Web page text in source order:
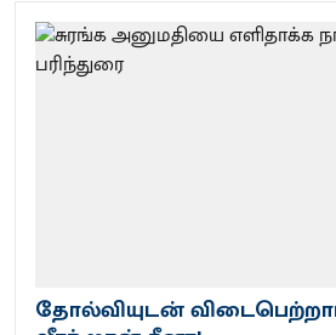
தோல்வியுடன் விடைபெற்றார்